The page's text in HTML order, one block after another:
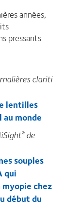
années,
pressants
clariti
lentilles
monde
®de
souples
qui
chez
début du